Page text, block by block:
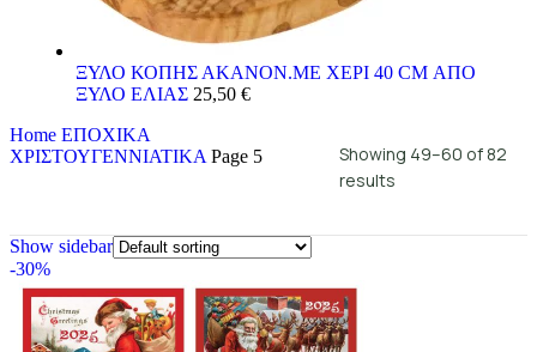
ΞΥΛΟ ΚΟΠΗΣ ΑΚΑΝΟΝ.ΜΕ ΧΕΡΙ 40 CM ΑΠΟ
ΞΥΛΟ ΕΛΙΑΣ 25,50 €
Home ΕΠΟΧΙΚΑ
ΧΡΙΣΤΟΥΓΕΝΝΙΑΤΙΚΑ Page 5
Showing 49–60 of 82
results
Show sidebar
-30%